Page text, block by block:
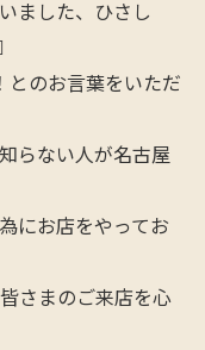
ました、ひさし
とのお言葉をいただ
らない人が名古屋
にお店をやってお
さまのご来店を心